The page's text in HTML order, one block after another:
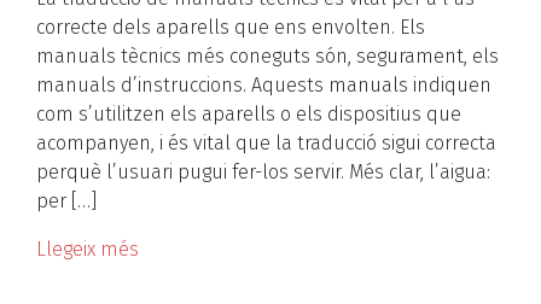
correcte dels aparells que ens envolten. Els
manuals tècnics més coneguts són, segurament, els
manuals d’instruccions. Aquests manuals indiquen
com s’utilitzen els aparells o els dispositius que
acompanyen, i és vital que la traducció sigui correcta
perquè l’usuari pugui fer-los servir. Més clar, l’aigua:
per […]
Llegeix més